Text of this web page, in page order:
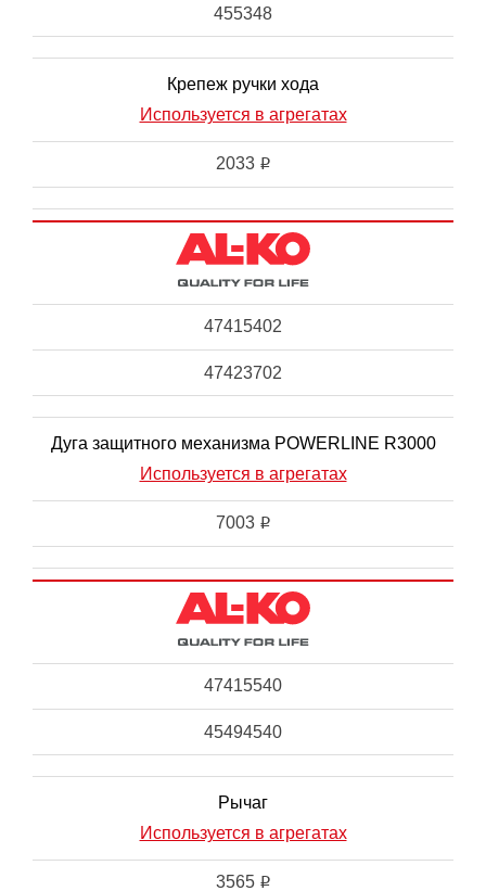
455348
Крепеж ручки хода
Используется в агрегатах
2033 i
47415402
47423702
Дуга защитного механизма POWERLINE R3000
Используется в агрегатах
7003 i
47415540
45494540
Рычаг
Используется в агрегатах
3565 i